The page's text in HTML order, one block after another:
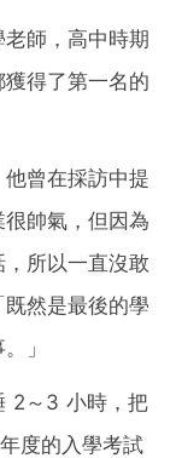
師，高中時期
得了第一名的
曾在採訪中提
帥氣，但因為
所以一直沒敢
然是最後的學
」
2～3 小時，把
度的入學考試